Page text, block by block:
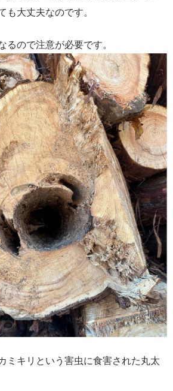
も大丈夫なのです。
るので注意が必要です。
ミキリという害虫に食害された丸太